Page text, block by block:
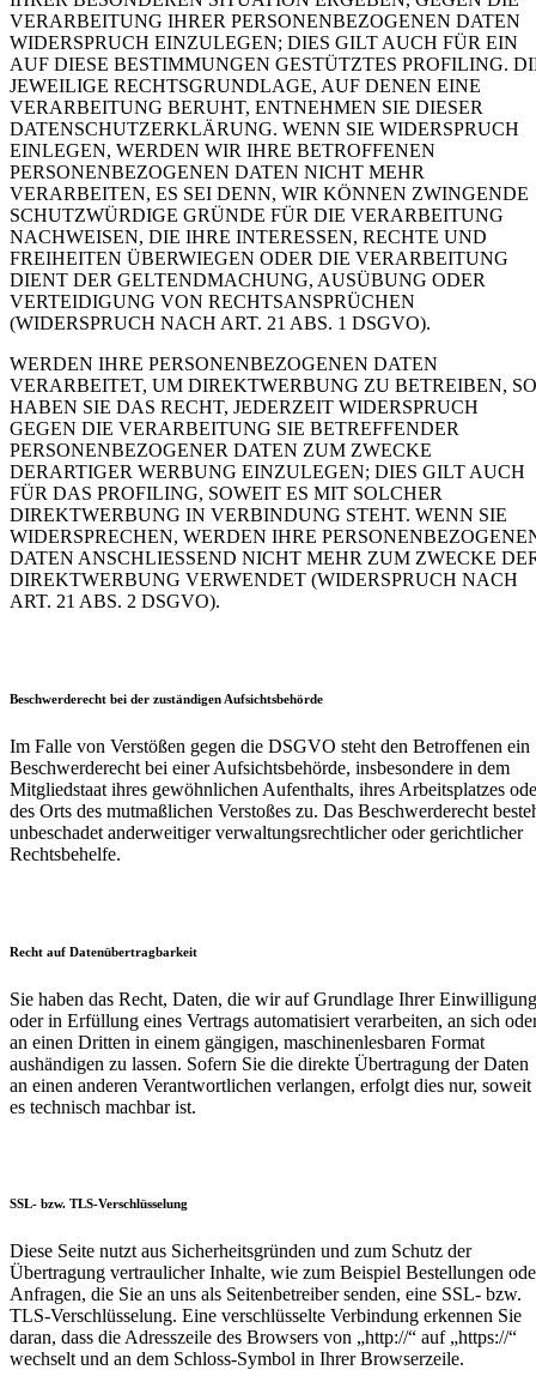
VERARBEITUNG IHRER PERSONENBEZOGENEN DATEN
WIDERSPRUCH EINZULEGEN; DIES GILT AUCH FÜR EIN
AUF DIESE BESTIMMUNGEN GESTÜTZTES PROFILING.
JEWEILIGE RECHTSGRUNDLAGE, AUF DENEN EINE
VERARBEITUNG BERUHT, ENTNEHMEN SIE DIESER
DATENSCHUTZERKLÄRUNG. WENN SIE WIDERSPRUCH
EINLEGEN, WERDEN WIR IHRE BETROFFENEN
PERSONENBEZOGENEN DATEN NICHT MEHR
VERARBEITEN, ES SEI DENN, WIR KÖNNEN ZWINGENDE
SCHUTZWÜRDIGE GRÜNDE FÜR DIE VERARBEITUNG
NACHWEISEN, DIE IHRE INTERESSEN, RECHTE UND
FREIHEITEN ÜBERWIEGEN ODER DIE VERARBEITUNG
DIENT DER GELTENDMACHUNG, AUSÜBUNG ODER
VERTEIDIGUNG VON RECHTSANSPRÜCHEN
(WIDERSPRUCH NACH ART. 21 ABS. 1 DSGVO).
WERDEN IHRE PERSONENBEZOGENEN DATEN
VERARBEITET, UM DIREKTWERBUNG ZU BETREIBEN, SO
HABEN SIE DAS RECHT, JEDERZEIT WIDERSPRUCH
GEGEN DIE VERARBEITUNG SIE BETREFFENDER
PERSONENBEZOGENER DATEN ZUM ZWECKE
DERARTIGER WERBUNG EINZULEGEN; DIES GILT AUCH
FÜR DAS PROFILING, SOWEIT ES MIT SOLCHER
DIREKTWERBUNG IN VERBINDUNG STEHT. WENN SIE
WIDERSPRECHEN, WERDEN IHRE
DATEN ANSCHLIESSEND NICHT MEHR ZUM ZWECKE
DIREKTWERBUNG VERWENDET (WIDERSPRUCH NACH
ART. 21 ABS. 2 DSGVO).
Beschwerde­recht bei der zuständigen Aufsichts­behörde
Im Falle von Verstößen gegen die DSGVO steht den Betroffenen ein
Beschwerderecht bei einer Aufsichtsbehörde, insbesondere in dem
Mitgliedstaat ihres gewöhnlichen Aufenthalts, ihres Arbeitsplatzes
des Orts des mutmaßlichen Verstoßes zu. Das Beschwerderecht
unbeschadet anderweitiger verwaltungsrechtlicher oder gerichtlicher
Rechtsbehelfe.
Recht auf Daten­übertrag­barkeit
Sie haben das Recht, Daten, die wir auf Grundlage Ihrer Einwilligung
oder in Erfüllung eines Vertrags automatisiert verarbeiten, an sich
an einen Dritten in einem gängigen, maschinenlesbaren Format
aushändigen zu lassen. Sofern Sie die direkte Übertragung der Daten
an einen anderen Verantwortlichen verlangen, erfolgt dies nur, soweit
es technisch machbar ist.
SSL- bzw. TLS-Verschlüsselung
Diese Seite nutzt aus Sicherheitsgründen und zum Schutz der
Übertragung vertraulicher Inhalte, wie zum Beispiel Bestellungen
Anfragen, die Sie an uns als Seitenbetreiber senden, eine SSL- bzw.
TLS-Verschlüsselung. Eine verschlüsselte Verbindung erkennen Sie
daran, dass die Adresszeile des Browsers von „http://“ auf „https://“
wechselt und an dem Schloss-Symbol in Ihrer Browserzeile.